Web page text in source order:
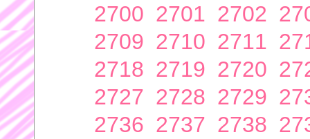
2700 2701 2702
2709 2710 2711
2718 2719 2720
2727 2728 2729
2736 2737 2738